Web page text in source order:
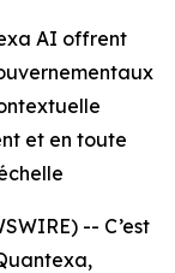
AI offrent
et en toute
-- C’est